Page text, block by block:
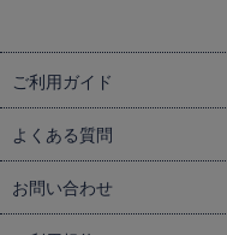
ご利用ガイド
よくある質問
お問い合わせ